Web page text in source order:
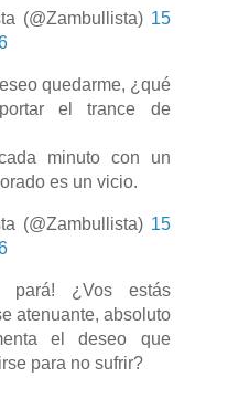
(@Zambullista) 15
quedarme, ¿qué
el trance de
minuto con un
es un vicio.
(@Zambullista) 15
pará! ¿Vos estás
atenuante, absoluto
el deseo que
para no sufrir?